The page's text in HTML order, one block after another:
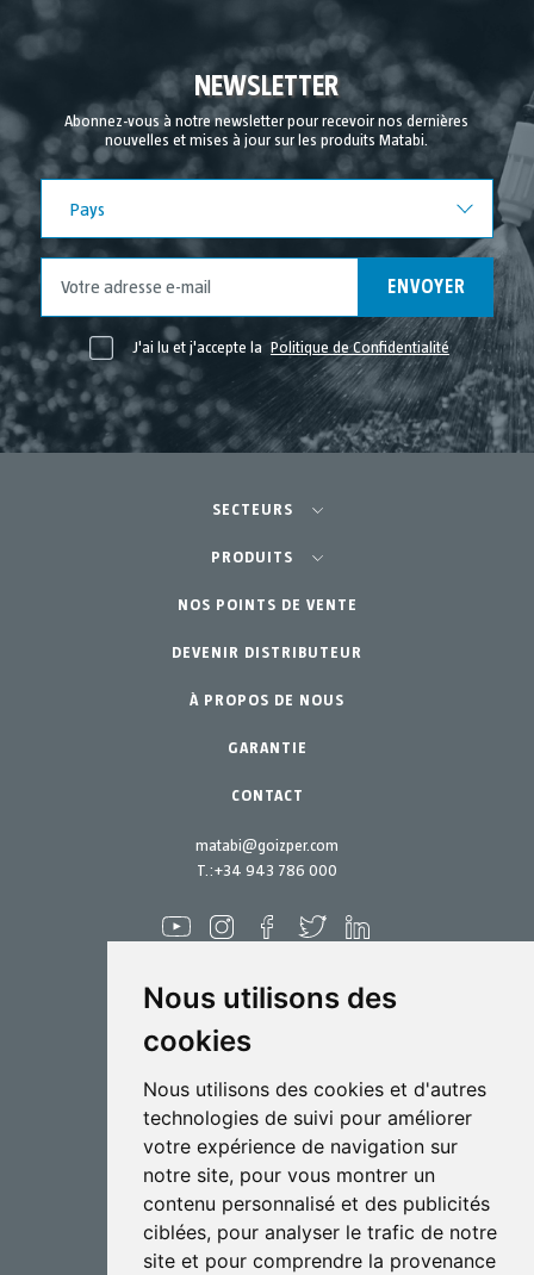
Nous utilisons des
cookies
Nous utilisons des cookies et d'autres
technologies de suivi pour améliorer
votre expérience de navigation sur
notre site, pour vous montrer un
contenu personnalisé et des publicités
ciblées, pour analyser le trafic de notre
site et pour comprendre la provenance
Octobre 2021
Septembre 2021
Août 2021
Juillet 2021
Juin 2021
Mai 2021
NEWSLETTER
Abonnez-vous à notre newsletter pour recevoir nos dernières
nouvelles et mises à jour sur les produits Matabi.
Pays
ENVOYER
J'ai lu et j'accepte la Politique de Confidentialité
matabi@goizper.com
T.:+34 943 786 000
Biotechnologie
Industriel
SECTEURS
Agriculture-Horticulture
Potager Urbain-GreenCity
Jardinage Professionnel
Jardin Particulier
PRODUITS
Équipements
Accessoires
Pièces de rechange
Kits d´entretien
NOS POINTS DE VENTE
DEVENIR DISTRIBUTEUR
À PROPOS DE NOUS
GARANTIE
CONTACT
Goizper S.Coop.
Antigua, 4
20577 Antzuola (Gipuzkoa)
Spain